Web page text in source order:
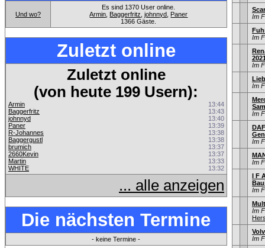
Und wo?
Es sind 1370 User online.
Armin Baggerfritz ,johnnyd Paner
1366 Gäste.
Zuletzt online
Zuletzt online
(von heute 199 Usern):
Armin
13:44
Baggerfritz
13:43
johnnyd
13:40
Paner
13:39
R-Johannes
13:38
Baggergustl
13:38
brumich
13:37
2660Kevin
13:37
Martin
13:33
WHITE
13:32
... alle anzeigen
Die nächsten Termine
- keine Termine -
Im
Im
Im
Im
Im
Im
Im
I F
Im
Im
Im